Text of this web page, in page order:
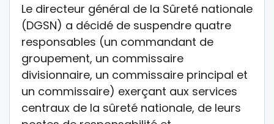
Le directeur général de la Sûreté nationale
(DGSN) a décidé de suspendre quatre
responsables (un commandant de
groupement, un commissaire
divisionnaire, un commissaire principal et
un commissaire) exerçant aux services
centraux de la sûreté nationale, de leurs